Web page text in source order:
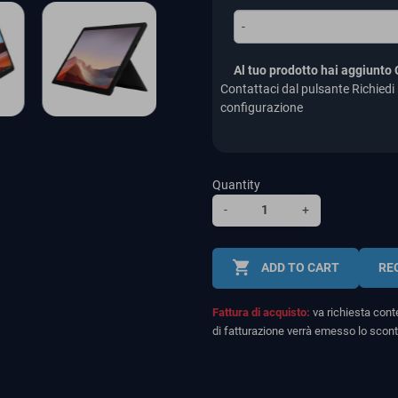
-
Al tuo prodotto hai aggiunto
Contattaci dal pulsante
configurazione
Quantity
-
+
shopping_cart ADD TO CART
Fattura di acquisto: va richiesta
di fatturazione verrà emesso lo